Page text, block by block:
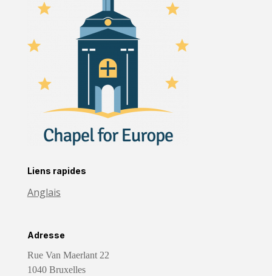
Liens rapides
Anglais
Adresse
Rue Van Maerlant 22
1040 Bruxelles